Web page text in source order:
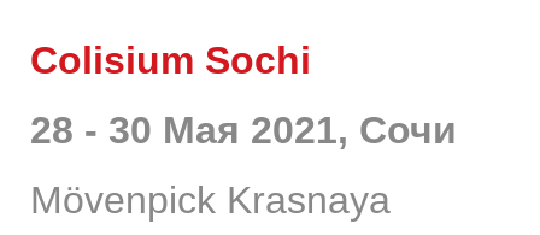
Colisium Sochi
28 - 30 Мая 2021, Сочи
Mövenpick Krasnaya